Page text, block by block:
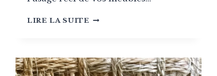
LIRE LA SUITE TOURS
COMPLET
DE